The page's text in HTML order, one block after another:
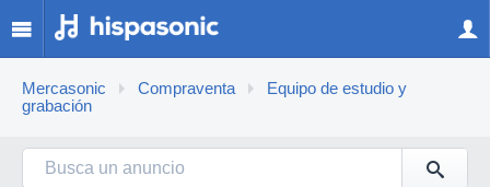
Mercasonic Compraventa
Equipo de estudio y
grabación